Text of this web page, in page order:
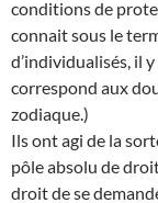
conditions de
connait sous le
d’individualisés, il
correspond aux
zodiaque.)
Ils ont agi de la
pôle absolu de
droit de se